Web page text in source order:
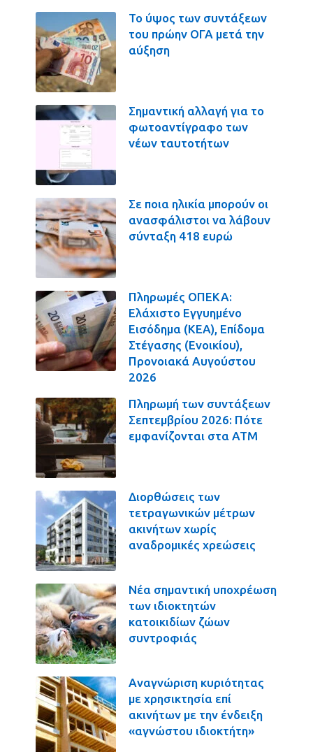
Το ύψος των συντάξεων
του πρώην ΟΓΑ μετά την
αύξηση
Σημαντική αλλαγή για το
φωτοαντίγραφο των
νέων ταυτοτήτων
Σε ποια ηλικία μπορούν οι
ανασφάλιστοι να λάβουν
σύνταξη 418 ευρώ
Πληρωμές ΟΠΕΚΑ:
Ελάχιστο Εγγυημένο
Εισόδημα (ΚΕΑ), Επίδομα
Στέγασης (Ενοικίου),
Προνοιακά Αυγούστου
2026
Πληρωμή των συντάξεων
Σεπτεμβρίου 2026: Πότε
εμφανίζονται στα ΑΤΜ
Διορθώσεις των
τετραγωνικών μέτρων
ακινήτων χωρίς
αναδρομικές χρεώσεις
Νέα σημαντική υποχρέωση
των ιδιοκτητών
κατοικιδίων ζώων
συντροφιάς
Αναγνώριση κυριότητας
με χρησικτησία επί
ακινήτων με την ένδειξη
«αγνώστου ιδιοκτήτη»